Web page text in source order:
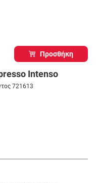
Προσθήκη
Intenso
721613